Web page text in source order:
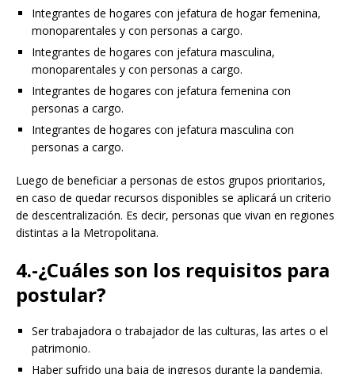
Integrantes de hogares con jefatura de hogar femenina,
monoparentales y con personas a cargo.
Integrantes de hogares con jefatura masculina,
monoparentales y con personas a cargo.
Integrantes de hogares con jefatura femenina con
personas a cargo.
Integrantes de hogares con jefatura masculina con
personas a cargo.
Luego de beneficiar a personas de estos grupos prioritarios,
en caso de quedar recursos disponibles se aplicará un criterio
de descentralización. Es decir, personas que vivan en regiones
distintas a la Metropolitana.
4.-¿Cuáles son los requisitos para
postular?
Ser trabajadora o trabajador de las culturas, las artes o el
patrimonio.
Haber sufrido una baja de ingresos durante la pandemia.